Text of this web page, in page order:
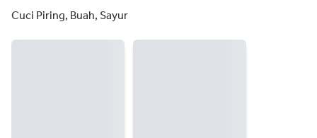
Cuci Piring, Buah, Sayur